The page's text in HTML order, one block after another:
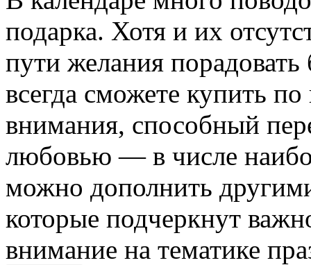
подарка. Хотя и их
пути желания
всегда сможете купить
внимания, способный
любовью — в числе
можно дополнить
которые подчеркнут
внимание на тематике